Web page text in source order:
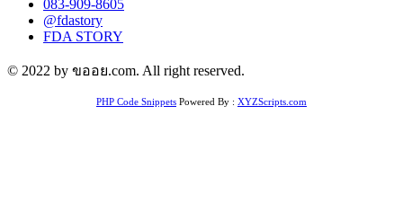
083-909-8605
@fdastory
FDA STORY
© 2022 by ขออย.com. All right reserved.
PHP Code Snippets Powered By : XYZScripts.com